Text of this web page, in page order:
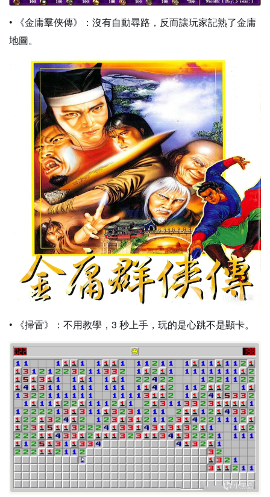
• 《金庸羣俠傳》：沒有自動尋路，反而讓玩家記熟了金庸
地圖。
• 《掃雷》：不用教學，3 秒上手，玩的是心跳不是顯卡。